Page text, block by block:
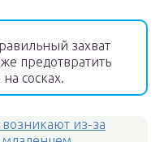
захват
предотвратить
сосках.